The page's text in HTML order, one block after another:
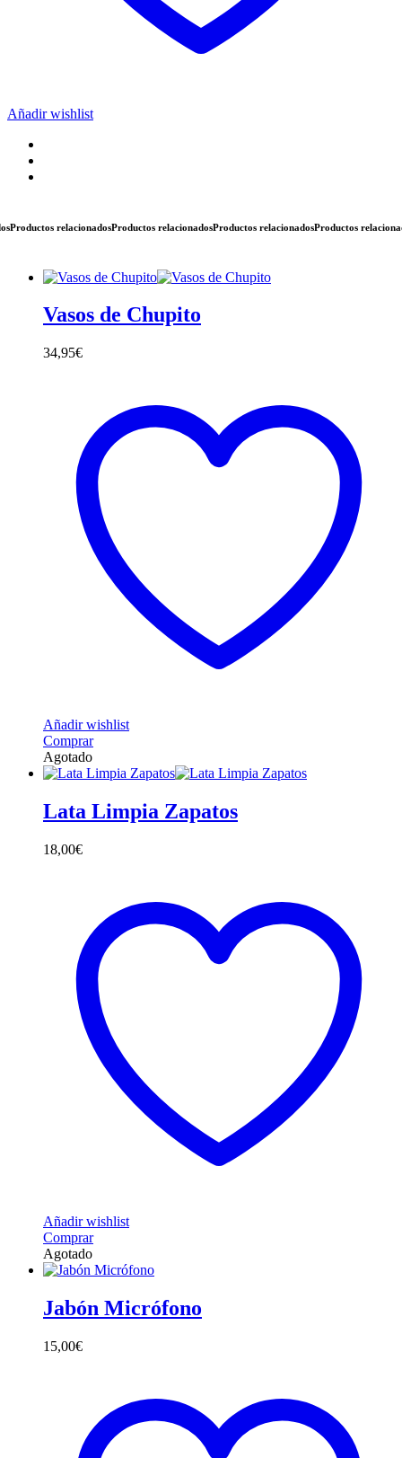
Añadir wishlist
relacionadosProductos relacionadosProductos relacionadosProductos relacionados
Vasos de Chupito
34,95€
Añadir wishlist
Comprar
Agotado
Lata Limpia Zapatos
18,00€
Añadir wishlist
Comprar
Agotado
Jabón Micrófono
15,00€